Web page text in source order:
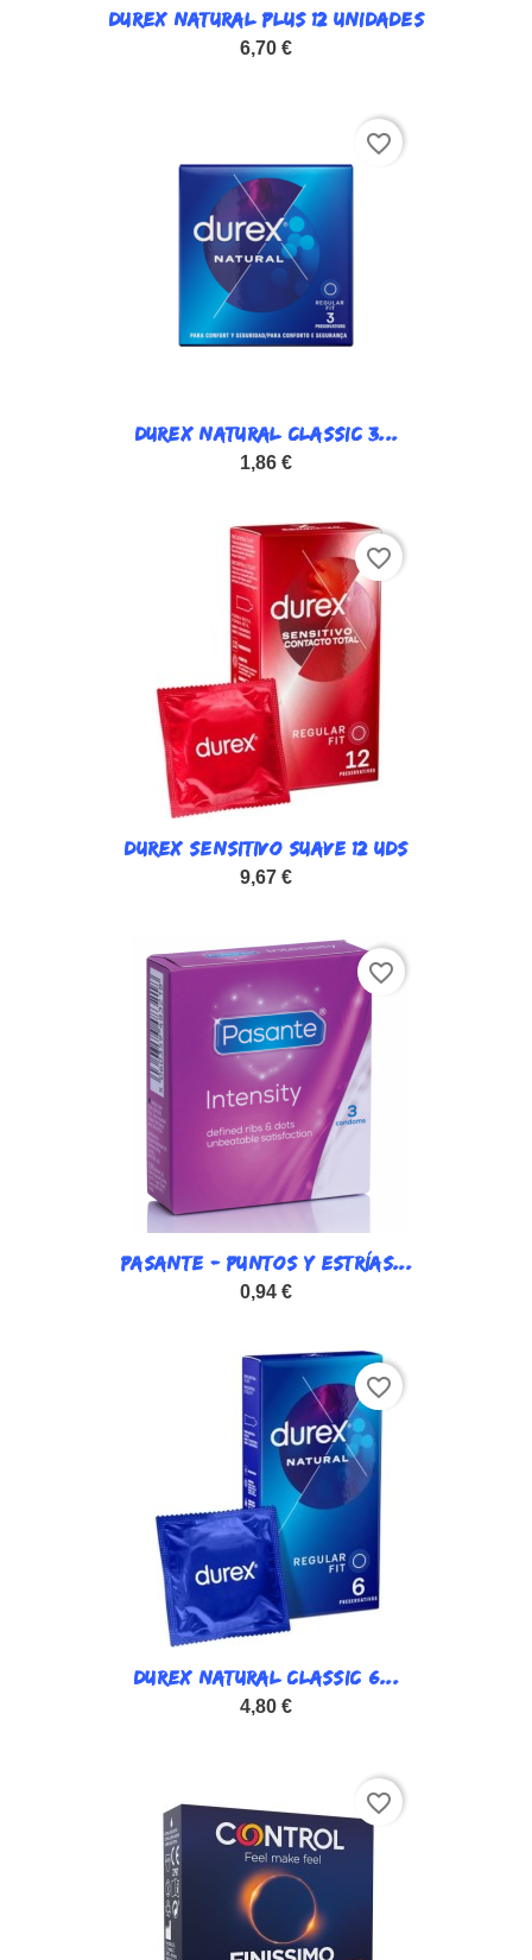
DUREX NATURAL PLUS 12 UNIDADES
6,70 €
DUREX NATURAL CLASSIC 3...
1,86 €
favorite_border
DUREX SENSITIVO SUAVE 12 UDS
9,67 €
favorite_border
PASANTE - PUNTOS Y ESTRÍAS...
0,94 €
favorite_border
DUREX NATURAL CLASSIC 6...
4,80 €
favorite_border
favorite_border